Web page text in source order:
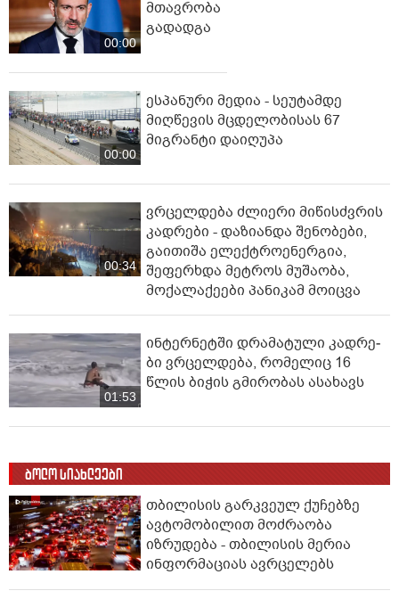
00:00
მთავრობა
გადადგა
00:00
ესპანური მედია - სეუტამდე
მიღწევის მცდელობისას 67
მიგრანტი დაიღუპა
00:34
ვრცელდება ძლიერი მიწისძვრის
კადრები - დაზიანდა შენობები,
გაითიშა ელექტროენერგია,
შეფერხდა მეტროს მუშაობა,
მოქალაქეები პანიკამ მოიცვა
01:53
ინ­ტერ­ნეტ­ში დრა­მა­ტუ­ლი კად­რე­
ბი ვრცელდება, რომელიც 16
წლის ბიჭის გმირობას ასახავს
ბოლო სიახლეები
თბილისის გარკვეულ ქუჩებზე
ავტომობილით მოძრაობა
იზრუდება - თბილისის მერია
ინფორმაციას ავრცელებს